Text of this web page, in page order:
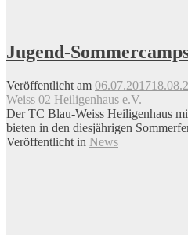
Jugend-
Veröffentlicht am 06.07.2017
Weiss 02 Heiligenhaus e.V.
Der TC Blau-Weiss Heiligenhaus
bieten in den diesjährigen
Veröffentlicht in News